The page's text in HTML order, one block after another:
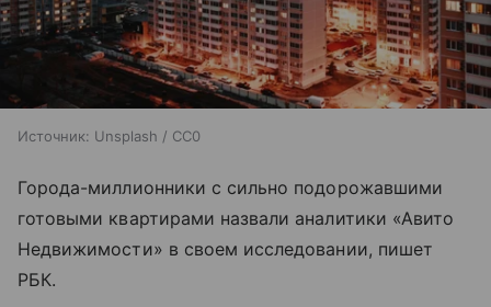
Источник: Unsplash / CC0
Города-миллионники с сильно подорожавшими
готовыми квартирами назвали аналитики «Авито
Недвижимости» в своем исследовании, пишет
РБК.